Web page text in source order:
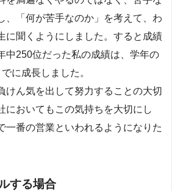
、「何が苦手なのか」を考えて、わ
に聞くようにしました。すると成績
中250位だった私の成績は、学年の
に成長しました。
けん気を出して努力することの大切
においてもこの気持ちを大切にし
一番の営業といわれるようになりた
する場合